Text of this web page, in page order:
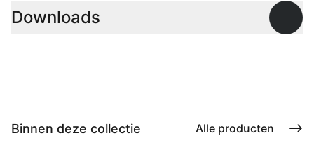
Downloads
Binnen deze collectie Alle producten